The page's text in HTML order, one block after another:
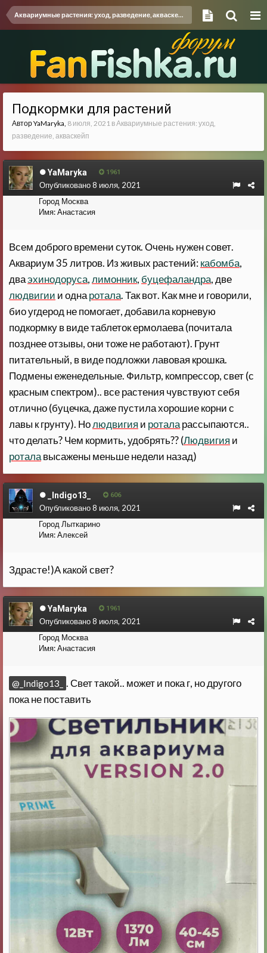
Аквариумные растения: уход, разведение, акваскейп
Подкормки для растений
АвторYaMaryka, 8 июля, 2021 вАквариумные растения: уход,
разведение, акваскейп
YaMaryka 1961
Город Москва
Имя:Анастасия
Опубликовано8 июля, 2021
Всем доброго времени суток. Очень нужен совет.
Аквариум 35 литров. Из живых растений:кабомба,
дваэхинодоруса,лимонник, буцефаландра, две
людвигии и однаротала. Так вот. Как мне и говорили,
био угдерод не помогает, добавила корневую
подкормку в виде таблеток ермолаева (почитала
позднее отзывы, они тоже не работают). Грунт
питательный, в виде подложки лавовая крошка.
Подмены еженедельные. Фильтр, компрессор, свет (с
красным спектром).. все растения чувствуют себя
отлично (буцечка, даже пустила хорошие корни с
лавы к грунту). Нолюдвигия и роталарассыпаются..
что делать? Чем кормить, удобрять?? (Людвигия и
роталавысажены меньше недели назад)
_Indigo13_ 606
Город Лыткарино
Имя:Алексей
Опубликовано8 июля, 2021
Здрасте!)А какой свет?
YaMaryka 1961
Город Москва
Имя:Анастасия
Опубликовано8 июля, 2021
@_Indigo13_
. Свет такой.. может и пока г, но другого
пока не поставить